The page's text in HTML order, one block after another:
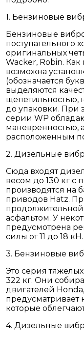
1. Бензиновые
Бензиновые
поступательного
оригинальных
Wacker, Robin.
возможна
(обозначается
выделяются
щепетильностью,
до упаковки. При
серии WP
маневренностью,
расположенным
2. Дизельные
Сюда входят
весом до 130 кг с
производятся на
приводов Hatz.
продолжительной
асфальтом. У
предусмотрена
силы от 11 до 18 кН.
3. Бензиновые
Это серия
322 кг. Они
двигателей
предусматривает
которые
4. Дизельные